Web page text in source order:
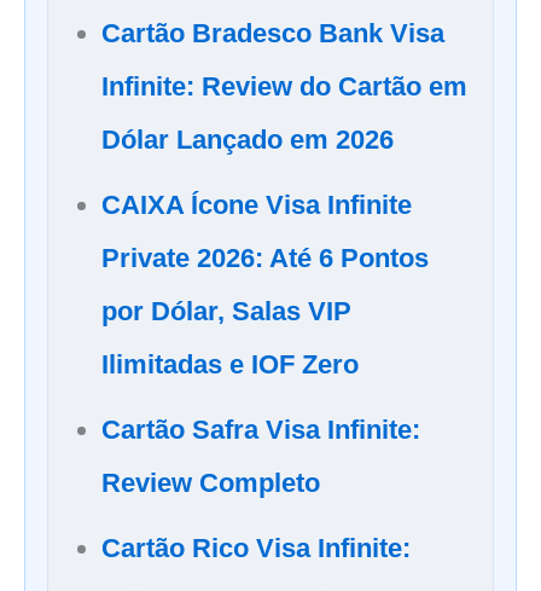
Cartão Bradesco Bank Visa
Infinite: Review do Cartão em
Dólar Lançado em 2026
CAIXA Ícone Visa Infinite
Private 2026: Até 6 Pontos
por Dólar, Salas VIP
Ilimitadas e IOF Zero
Cartão Safra Visa Infinite:
Review Completo
Cartão Rico Visa Infinite: